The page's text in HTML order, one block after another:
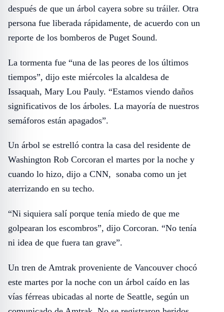
después de que un árbol cayera sobre su tráiler. Otra
persona fue liberada rápidamente, de acuerdo con un
reporte de los bomberos de Puget Sound.
La tormenta fue “una de las peores de los últimos
tiempos”, dijo este miércoles la alcaldesa de
Issaquah, Mary Lou Pauly. “Estamos viendo daños
significativos de los árboles. La mayoría de nuestros
semáforos están apagados”.
Un árbol se estrelló contra la casa del residente de
Washington Rob Corcoran el martes por la noche y
cuando lo hizo, dijo a CNN, sonaba como un jet
aterrizando en su techo.
“Ni siquiera salí porque tenía miedo de que me
golpearan los escombros”, dijo Corcoran. “No tenía
ni idea de que fuera tan grave”.
Un tren de Amtrak proveniente de Vancouver chocó
este martes por la noche con un árbol caído en las
vías férreas ubicadas al norte de Seattle, según un